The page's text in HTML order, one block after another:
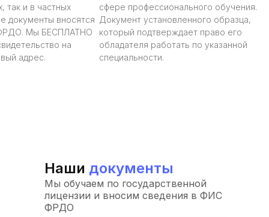
так и в частных
документы вносятся
Мы БЕСПЛАТНО
на
адрес.
сфере профессионального обучения.
Документ установленного образца,
который подтверждает право его
обладателя работать по указанной
специальности.
Наши документы
Мы обучаем по государственной
лицензии и вносим сведения в ФИС
ФРДО